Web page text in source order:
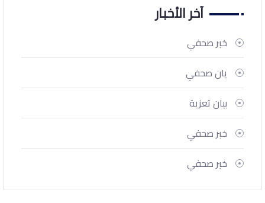
آخر الأخبار
خبر صحفي
يان صحفي
بيان تعزية
خبر صحفي
خبر صحفي